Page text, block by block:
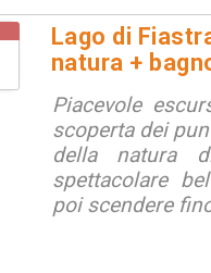
Lago di
natura +
Piacevole
scoperta dei
della natura
spettacolare
poi scendere